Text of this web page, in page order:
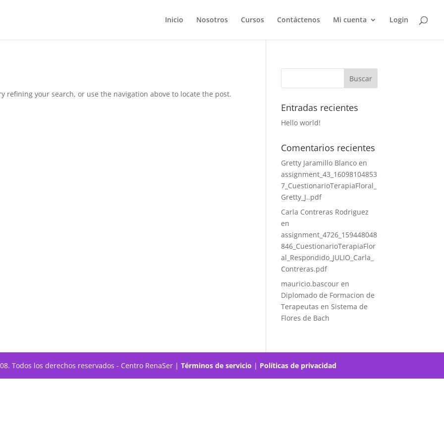
Inicio Nosotros Cursos Contáctenos Mi cuenta Login
refining your search, or use the navigation above to locate the post.
Entradas recientes
Hello world!
Comentarios recientes
Gretty Jaramillo Blanco en
assignment_43_16098104853
7_CuestionarioTerapiaFloral_
Gretty_J..pdf
Carla Contreras Rodriguez
en
assignment_4726_159448048
846_CuestionarioTerapiaFlor
al_Respondido_JULIO_Carla_
Contreras.pdf
mauricio.bascour en
Diplomado de Formacion de
Terapeutas en Sistema de
Flores de Bach
Todos los derechos reservados - Centro RenaSer |Términos de servicio | Políticas de privacidad